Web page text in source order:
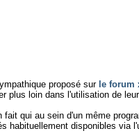
proposé sur le forum
plus loin dans l'utilisation de
fait qui au sein d'un même
habituellement disponibles via